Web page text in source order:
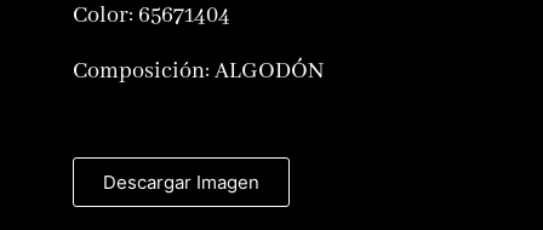
Color: 65671404
Composición: ALGODÓN
Descargar Imagen